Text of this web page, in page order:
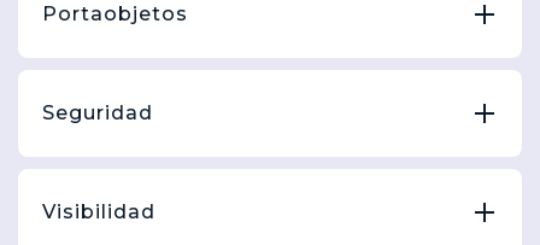
Portaobjetos
Seguridad
Visibilidad